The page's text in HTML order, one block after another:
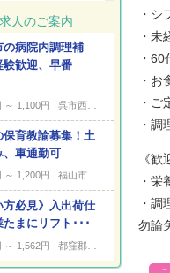
・
・
・
・
・
・調
《
・栄
・調
勿論
---
---
人のご案内
の病院内調理補
験歓迎、早番
～ 1,100円 呉市西中央
保育教諭募集！土
、車通勤可
～ 1,200円 福山市水呑町
方必見》入出荷仕
まにリフト･･･
～ 1,562円 都窪郡早島町